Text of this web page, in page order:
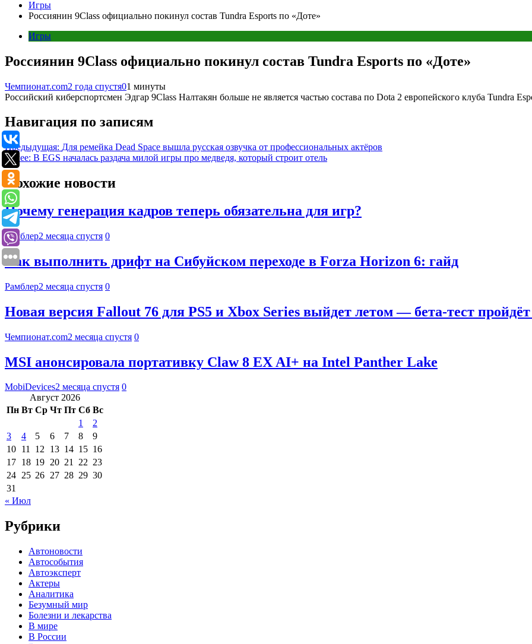
Игры
Россиянин 9Class официально покинул состав Tundra Esports по «Доте»
Игры
Россиянин 9Class официально покинул состав Tundra Esports по «Доте»
Чемпионат.com2 года спустя01 минуты
Российский киберспортсмен Эдгар 9Class Налтакян больше не является частью состава по Dota 2 европейского клуба Tundra
Навигация по записям
Предыдущая: Для ремейка Dead Space вышла русская озвучка от профессиональных актёров
Далее: В EGS началась раздача милой игры про медведя, который строит отель
Похожие новости
Почему генерация кадров теперь обязательна для игр?
Рамблер2 месяца спустя 0
Как выполнить дрифт на Сибуйском переходе в Forza Horizon 6: гайд
Рамблер2 месяца спустя 0
Новая версия Fallout 76 для PS5 и Xbox Series выйдет летом — бета-тест
Чемпионат.com2 месяца спустя 0
MSI анонсировала портативку Claw 8 EX AI+ на Intel Panther Lake
MobiDevices2 месяца спустя 0
Август 2026
Пн Вт Ср Чт Пт Сб Вс
1
2
3
4 5 6 7 8
9
10 11 12 13 14 15 16
17 18 19 20 21 22 23
24 25 26 27 28 29 30
31
« Июл
Рубрики
Автоновости
Автособытия
Автоэксперт
Актеры
Аналитика
Безумный мир
Болезни и лекарства
В мире
В России